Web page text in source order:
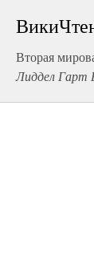
Вторая
Лиддел Гарт